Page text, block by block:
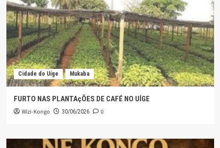
Cidade do Uíge Mukaba
FURTO NAS PLANTAçÕES DE CAFÉ NO UÍGE
Wizi-Kongo 30/06/2026 0